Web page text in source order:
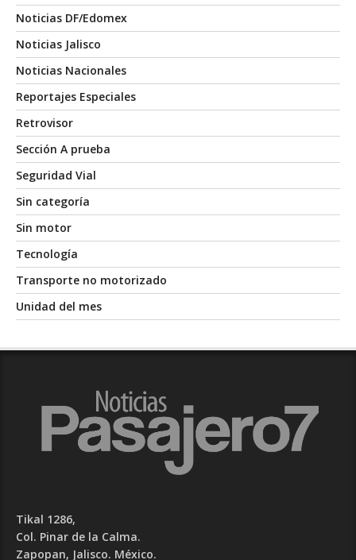
Noticias DF/Edomex
Noticias Jalisco
Noticias Nacionales
Reportajes Especiales
Retrovisor
Sección A prueba
Seguridad Vial
Sin categoría
Sin motor
Tecnología
Transporte no motorizado
Unidad del mes
Tikal 1286,
Col. Pinar de la Calma.​
Zapopan, Jalisco. México.